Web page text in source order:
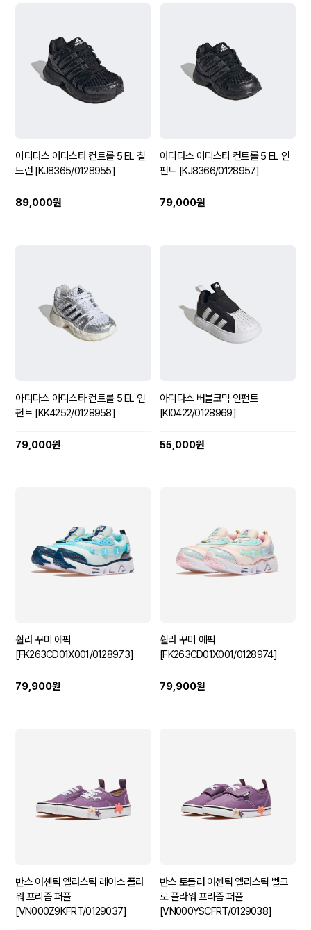
아디다스 아디스타 컨트롤 5 EL 칠
드런 [KJ8365/0128955]
89,000원
아디다스 아디스타 컨트롤 5 EL 인
펀트 [KJ8366/0128957]
79,000원
아디다스 아디스타 컨트롤 5 EL 인
펀트 [KK4252/0128958]
79,000원
아디다스 버블코믹 인펀트
[KI0422/0128969]
55,000원
휠라 꾸미 에픽
[FK263CD01X001/0128973]
79,900원
휠라 꾸미 에픽
[FK263CD01X001/0128974]
79,900원
반스 어센틱 엘라스틱 레이스 플라
워 프리즘 퍼플
[VN000Z9KFRT/0129037]
반스 토들러 어센틱 엘라스틱 벨크
로 플라워 프리즘 퍼플
[VN000YSCFRT/0129038]